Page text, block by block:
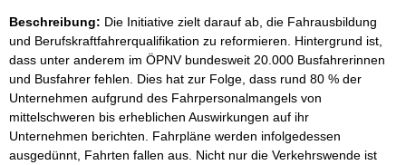
Beschreibung: Die Initiative zielt darauf ab, die Fahrausbildung
und Berufskraftfahrerqualifikation zu reformieren. Hintergrund ist,
dass unter anderem im ÖPNV bundesweit 20.000 Busfahrerinnen
und Busfahrer fehlen. Dies hat zur Folge, dass rund 80 % der
Unternehmen aufgrund des Fahrpersonalmangels von
mittelschweren bis erheblichen Auswirkungen auf ihr
Unternehmen berichten. Fahrpläne werden infolgedessen
ausgedünnt, Fahrten fallen aus. Nicht nur die Verkehrswende ist